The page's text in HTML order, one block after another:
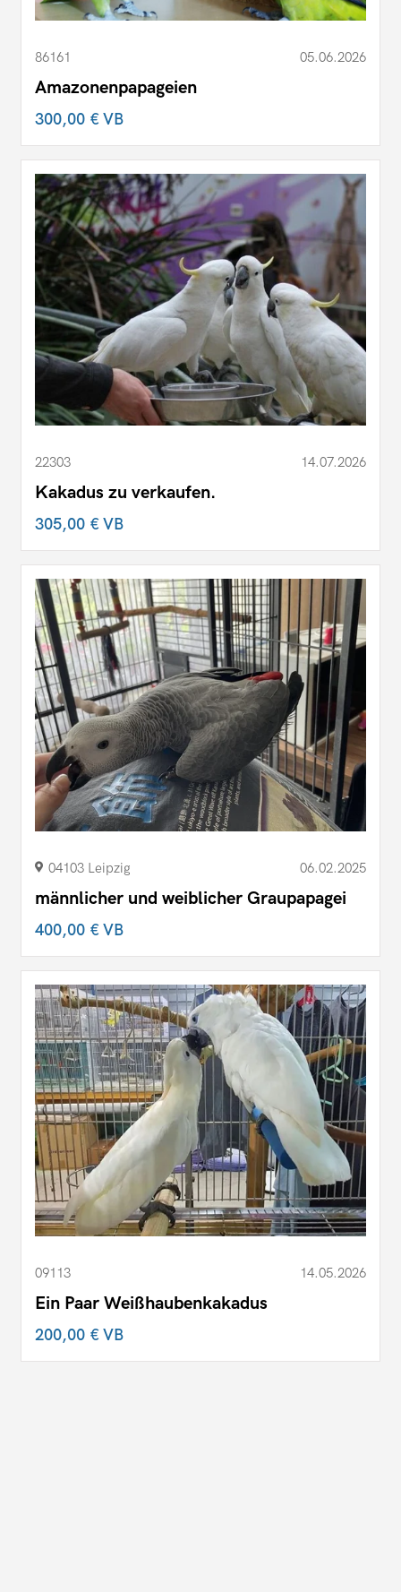
86161 05.06.2026
Amazonenpapageien
300,00 €VB
22303 14.07.2026
Kakadus zu verkaufen.
305,00 €VB
04103 Leipzig 06.02.2025
männlicher und weiblicher Graupapagei
400,00 €VB
09113 14.05.2026
Ein Paar Weißhaubenkakadus
200,00 €VB